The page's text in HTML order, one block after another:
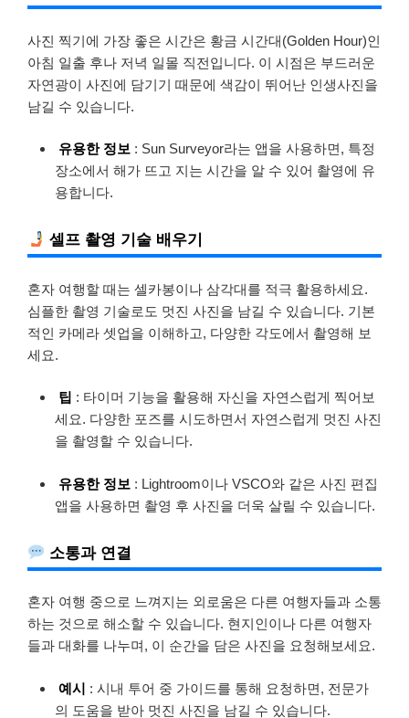
사진 찍기에 가장 좋은 시간은 황금 시간대(Golden Hour)인
아침 일출 후나 저녁 일몰 직전입니다. 이 시점은 부드러운
자연광이 사진에 담기기 때문에 색감이 뛰어난 인생사진을
남길 수 있습니다.
유용한 정보 : Sun Surveyor라는 앱을 사용하면, 특정
장소에서 해가 뜨고 지는 시간을 알 수 있어 촬영에 유
용합니다.
셀프 촬영 기술 배우기
혼자 여행할 때는 셀카봉이나 삼각대를 적극 활용하세요.
심플한 촬영 기술로도 멋진 사진을 남길 수 있습니다. 기본
적인 카메라 셋업을 이해하고, 다양한 각도에서 촬영해 보
세요.
팁 : 타이머 기능을 활용해 자신을 자연스럽게 찍어보
세요. 다양한 포즈를 시도하면서 자연스럽게 멋진 사진
을 촬영할 수 있습니다.
유용한 정보 : Lightroom이나 VSCO와 같은 사진 편집
앱을 사용하면 촬영 후 사진을 더욱 살릴 수 있습니다.
소통과 연결
혼자 여행 중으로 느껴지는 외로움은 다른 여행자들과 소통
하는 것으로 해소할 수 있습니다. 현지인이나 다른 여행자
들과 대화를 나누며, 이 순간을 담은 사진을 요청해보세요.
예시 : 시내 투어 중 가이드를 통해 요청하면, 전문가
의 도움을 받아 멋진 사진을 남길 수 있습니다.